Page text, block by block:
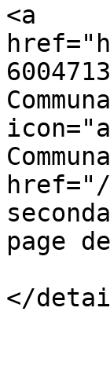
<a
href="/
page